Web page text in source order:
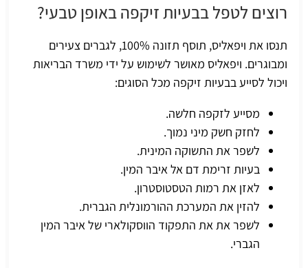
רוצים לטפל בבעיות זיקפה באופן טבעי?
תנסו אתויפאליס,
תוסף תזונה 100%, לגברים צעירים
ומבוגרים. ויפאליס מאושר לשימוש על ידי משרד הבריאות
ויכול לסייע בבעיות זיקפה מכל הסוגים:
מסייע לזקפה חלשה.
לחזק חשק מיני נמוך.
לשפר את התשוקה המינית.
בעיות זרימת דם אל איבר המין.
לאזן את רמות הטסטוסטרון.
להזין את המערכת ההורמונלית הגברית.
לשפר את את התפקוד הווסקולארי של איבר המין
הגברי.